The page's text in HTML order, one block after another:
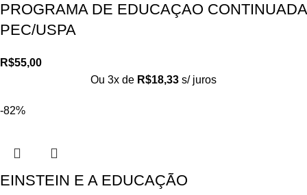
PROGRAMA DE EDUCAÇAO CONTINUADA
PEC/USPA
R$55,00
Ou 3x de R$18,33 s/ juros
-82%
EINSTEIN E A EDUCAÇÃO